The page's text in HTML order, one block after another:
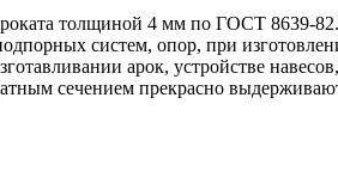
толщиной 4 мм по ГОСТ 8639-
систем, опор, при
арок, устройстве
сечением прекрасно